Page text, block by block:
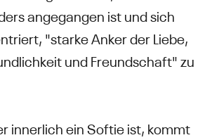
angegangen ist und sich
"starke Anker der Liebe,
und Freundschaft" zu
innerlich ein Softie ist, kommt